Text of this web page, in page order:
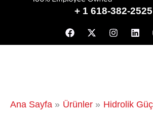
+ 1 618-382-2525
Ana Sayfa Ürünler
Hidrolik